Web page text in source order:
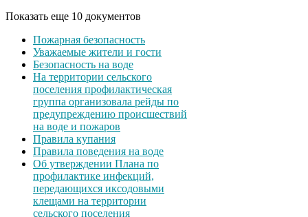
Показать еще 10 документов
Пожарная безопасность
Уважаемые жители и гости
Безопасность на воде
На территории сельского
поселения профилактическая
группа организовала рейды по
предупреждению происшествий
на воде и пожаров
Правила купания
Правила поведения на воде
Об утверждении Плана по
профилактике инфекций,
передающихся иксодовыми
клещами на территории
сельского поселения